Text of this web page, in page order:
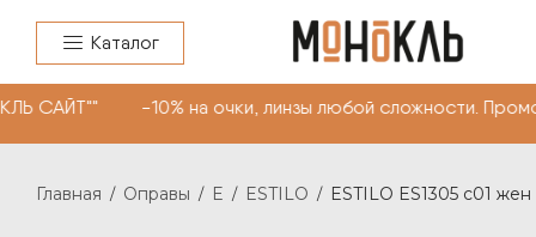
Каталог
-10% на очки, линзы любой
Главная / Оправы / E / ESTILO / ESTILO ES1305 с01 жен